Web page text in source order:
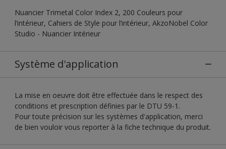
Nuancier Trimetal Color Index 2, 200 Couleurs pour
l’intérieur, Cahiers de Style pour l’intérieur, AkzoNobel Color
Studio - Nuancier Intérieur
Système d'application
La mise en oeuvre doit être effectuée dans le respect des
conditions et prescription définies par le DTU 59-1.
Pour toute précision sur les systèmes d'application, merci
de bien vouloir vous reporter à la fiche technique du produit.